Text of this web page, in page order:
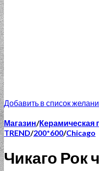
Добавить в список
Магазин/Керамическая
TREND/200*600/Chicago
Чикаго Рок